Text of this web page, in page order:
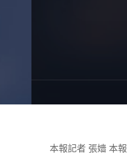
本報記者 張嬙 本